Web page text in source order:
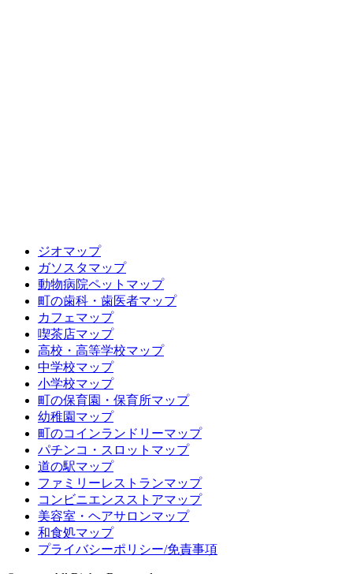
ジオマップ
ガソスタマップ
動物病院ペットマップ
町の歯科・歯医者マップ
カフェマップ
喫茶店マップ
高校・高等学校マップ
中学校マップ
小学校マップ
町の保育園・保育所マップ
幼稚園マップ
町のコインランドリーマップ
パチンコ・スロットマップ
道の駅マップ
ファミリーレストランマップ
コンビニエンスストアマップ
美容室・ヘアサロンマップ
和食処マップ
プライバシーポリシー/免責事項